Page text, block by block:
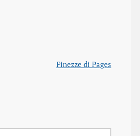
Finezze di Pages